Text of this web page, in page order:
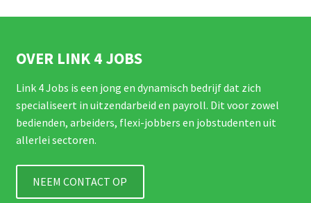
OVER LINK 4 JOBS
Link 4 Jobs is een jong en dynamisch bedrijf dat zich
specialiseert in uitzendarbeid en payroll. Dit voor zowel
bedienden, arbeiders, flexi-jobbers en jobstudenten uit
allerlei sectoren.
NEEM CONTACT OP